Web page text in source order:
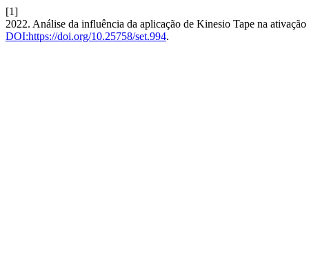
[1]
2022. Análise da influência da aplicação de Kinesio Tape na
DOI:https://doi.org/10.25758/set.994.